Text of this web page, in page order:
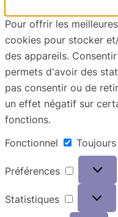
Pour offrir les
cookies pour stocker
des appareils.
permets d'avoir des
pas consentir ou de
un effet négatif sur
fonctions.
Fonctionnel
Préférences
Statistiques